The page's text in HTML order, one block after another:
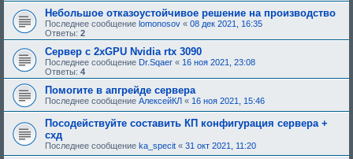
Небольшое отказоустойчивое решение на производство
Последнее сообщение lomonosov « 08 дек 2021, 16:35
Ответы: 2
Сервер с 2xGPU Nvidia rtx 3090
Последнее сообщение Dr.Sqaer « 16 ноя 2021, 23:08
Ответы: 4
Помогите в апгрейде сервера
Последнее сообщение АлексейКЛ « 16 ноя 2021, 15:46
Посодействуйте составить КП конфигурация сервера +
схд
Последнее сообщение ka_specit « 31 окт 2021, 11:20